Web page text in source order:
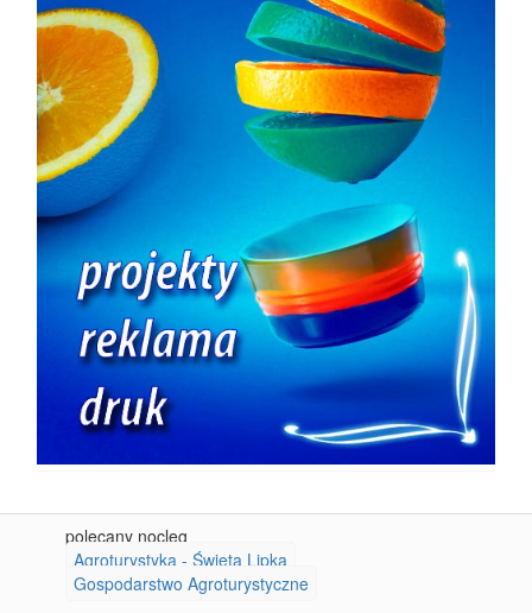
polecany nocleg
Agroturystyka - Święta Lipka
Gospodarstwo Agroturystyczne